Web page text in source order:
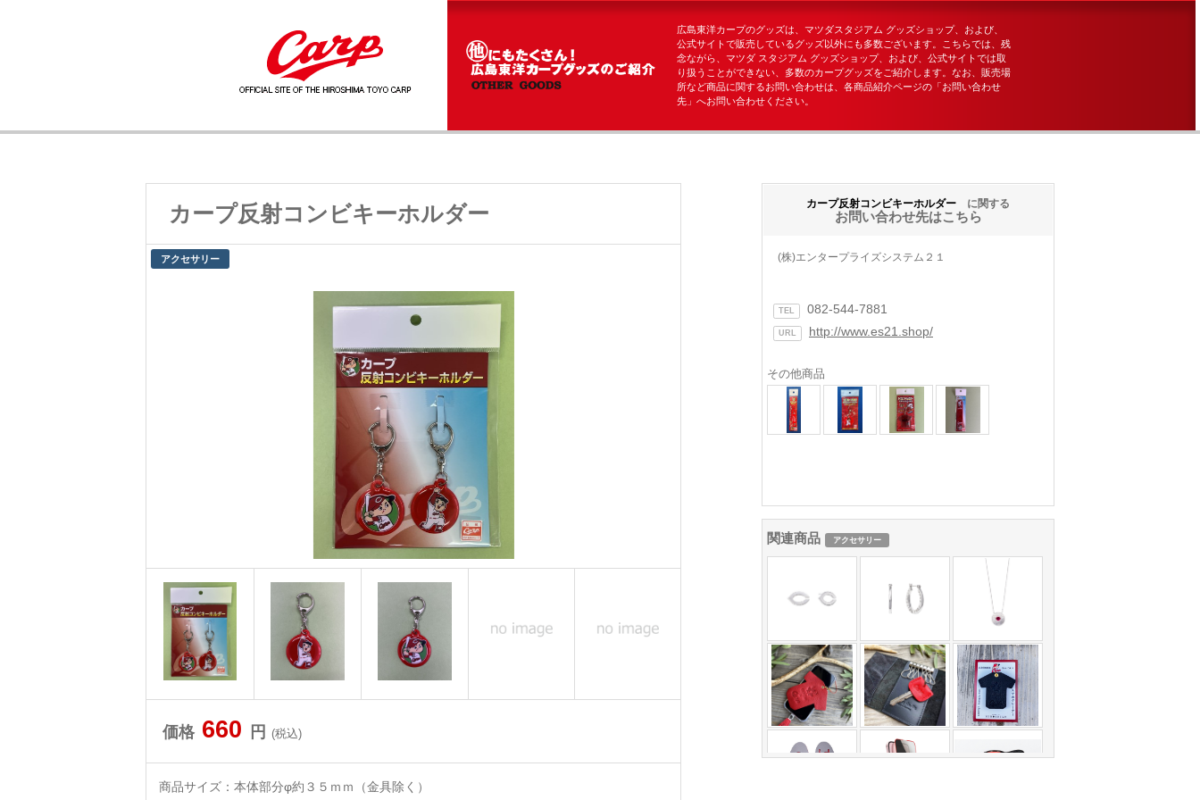
広島東洋カープのグッズは、マツダスタジアム グッズショップ、および、
公式サイトで販売しているグッズ以外にも多数ございます。こちらでは、残
念ながら、マツダ スタジアム グッズショップ、および、公式サイトでは取
り扱うことができない、多数のカープグッズをご紹介します。なお、販売場
所など商品に関するお問い合わせは、各商品紹介ページの「お問い合わせ
先」へお問い合わせください。
カープ反射コンビキーホルダー
アクセサリー
価格 660 円 (税込)
商品サイズ：本体部分φ約３５ｍｍ（金具除く）
カープ反射コンビキーホルダー に関する
お問い合わせ先はこちら
(株)エンタープライズシステム２１
TEL 082-544-7881
URL http://www.es21.shop/
その他商品
関連商品 アクセサリー